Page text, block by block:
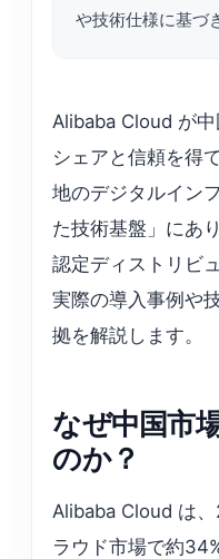
や技術仕様に基づ
Alibaba Cloud が
シェアと信頼を得
地のデジタルイン
た技術基盤」にあ
認定ディストリビ
実際の導入事例や
拠を解説します。
なぜ中国市
のか？
Alibaba Cloud は
ラウド市場で約